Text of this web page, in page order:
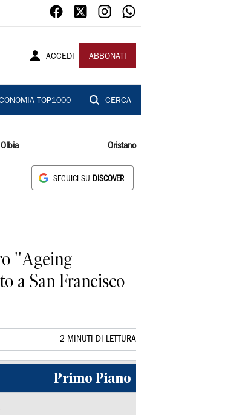
ACCEDI ABBONATI
TOP1000 CERCA
Olbia Oristano
SEGUICI SU DISCOVER
''Ageing
a San Francisco
2 MINUTI DI LETTURA
Primo Piano